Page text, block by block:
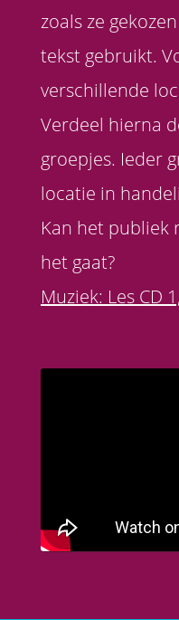
zoals ze
tekst gebruikt.
verschillende
Verdeel hierna
groepjes. Ieder
locatie in
Kan het publiek
het gaat?
Muziek: Les CD